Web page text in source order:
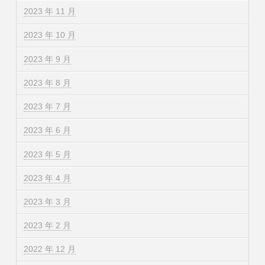
2023 年 11 月
2023 年 10 月
2023 年 9 月
2023 年 8 月
2023 年 7 月
2023 年 6 月
2023 年 5 月
2023 年 4 月
2023 年 3 月
2023 年 2 月
2022 年 12 月